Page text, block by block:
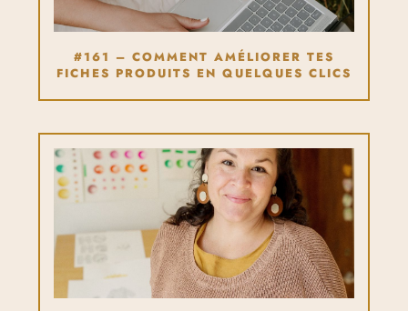
#161 – COMMENT AMÉLIORER TES
FICHES PRODUITS EN QUELQUES CLICS